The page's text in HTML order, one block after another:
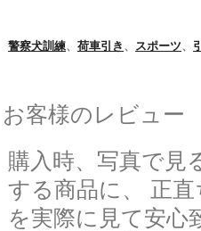
警察犬訓練、 荷車引き 、 スポーツ、
お客様のレビュー
購入時、写真で見
する商品に、 正
を実際に見て安心